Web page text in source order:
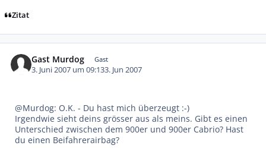
Zitat
Gast Murdog Gast
3. Juni 2007 um 09:133. Jun 2007
@Murdog: O.K. - Du hast mich überzeugt :-)
Irgendwie sieht deins grösser aus als meins. Gibt es einen
Unterschied zwischen dem 900er und 900er Cabrio? Hast
du einen Beifahrerairbag?